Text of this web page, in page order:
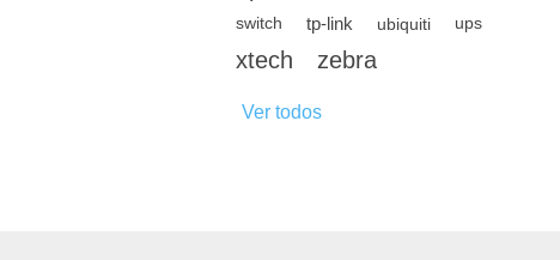
switch tp-link ubiquiti ups
xtech zebra
Ver todos